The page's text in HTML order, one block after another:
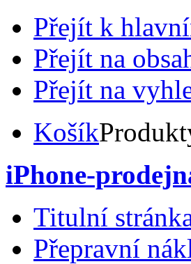
Přejít k
Přejít na
Přejít na
Košík
iPhone-
Titulní
Přepravní